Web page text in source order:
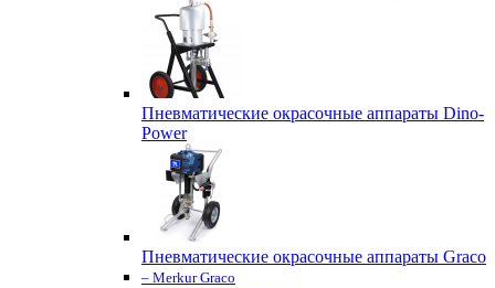
Пневматические окрасочные аппараты Dino-
Power
Пневматические окрасочные аппараты Graco
– Merkur Graco